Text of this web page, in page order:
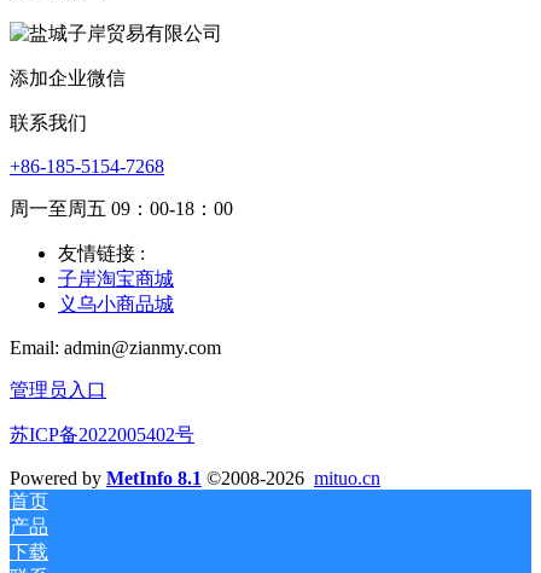
添加企业微信
联系我们
+86-185-5154-7268
周一至周五 09：00-18：00
友情链接 :
子岸淘宝商城
义乌小商品城
Email: admin@zianmy.com
管理员入口
苏ICP备2022005402号
Powered by MetInfo 8.1 ©2008-2026 mituo.cn
首页
产品
下载